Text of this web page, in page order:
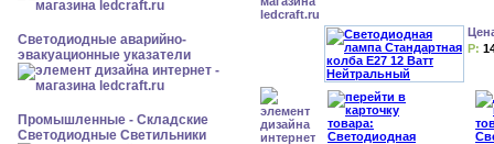
Светодиодные аварийно-
эвакуационные указатели
Промышленные - Складские
Светодиодные Светильники
Р: